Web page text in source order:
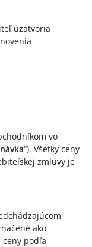
uzatvoria
vo
“). Všetky ceny
zmluvy je
ako
podľa